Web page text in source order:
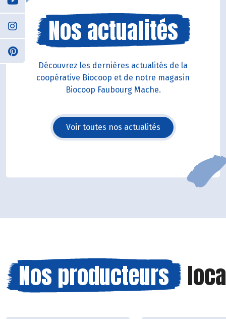
Nos actualités
Découvrez les dernières actualités de la
coopérative Biocoop et de notre magasin
Biocoop Faubourg Mache.
Voir toutes nos actualités
Nos producteurs